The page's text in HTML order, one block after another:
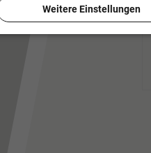
Weitere Einstellungen